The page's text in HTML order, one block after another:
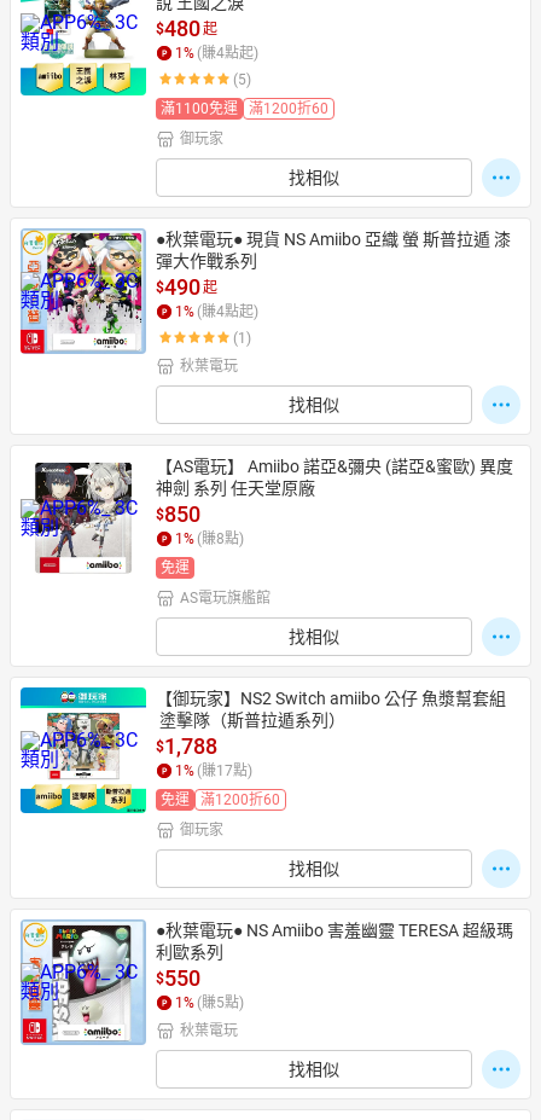
$480起
1 % (賺4點起)
(5)
滿1100免運
滿1200折60
御玩家
找相似
●秋葉電玩● 現貨 NS Amiibo 亞織 螢 斯普拉遁 漆
彈大作戰系列
$490起
1 % (賺4點起)
(1)
秋葉電玩
找相似
【AS電玩】 Amiibo 諾亞&彌央 (諾亞&蜜歐) 異度
神劍 系列 任天堂原廠
$850
1 % (賺8點)
免運
AS電玩旗艦館
找相似
【御玩家】NS2 Switch amiibo 公仔 魚漿幫套組
塗擊隊（斯普拉遁系列）
$1,788
1 % (賺17點)
免運
滿1200折60
御玩家
找相似
●秋葉電玩● NS Amiibo 害羞幽靈 TERESA 超級瑪
利歐系列
$550
1 % (賺5點)
秋葉電玩
找相似